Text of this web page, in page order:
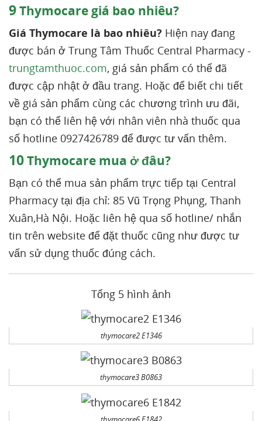
9Thymocare giá bao nhiêu?
Giá Thymocare là bao nhiêu? Hiện nay đang
được bán ở Trung Tâm Thuốc Central Pharmacy -
trungtamthuoc.com, giá sản phẩm có thể đã
được cập nhật ở đầu trang. Hoặc để biết chi tiết
về giá sản phẩm cùng các chương trình ưu đãi,
bạn có thể liên hệ với nhân viên nhà thuốc qua
số hotline 0927426789 để được tư vấn thêm.
10Thymocare mua ở đâu?
Bạn có thể mua sản phẩm trực tiếp tại Central
Pharmacy tại địa chỉ: 85 Vũ Trọng Phụng, Thanh
Xuân,Hà Nội. Hoặc liên hệ qua số hotline/ nhắn
tin trên website để đặt thuốc cũng như được tư
vấn sử dụng thuốc đúng cách.
Tổng 5 hình ảnh
thymocare2 E1346
thymocare3 B0863